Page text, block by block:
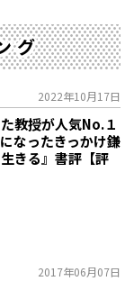
グ
2022年10月17日
教授が人気No.１
ったきっかけ――鎌
きる』書評【評
2017年06月07日